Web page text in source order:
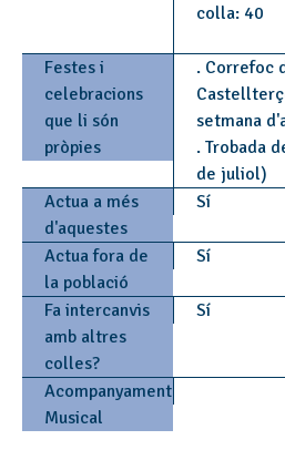
colla: 40
Festes i
celebracions
que li són
pròpies
. Correfoc
setmana
. Trobada
de juliol)
Actua a més
d'aquestes
Sí
Actua fora de
la població
Sí
Fa intercanvis
amb altres
colles?
Sí
Acompanyament
Musical